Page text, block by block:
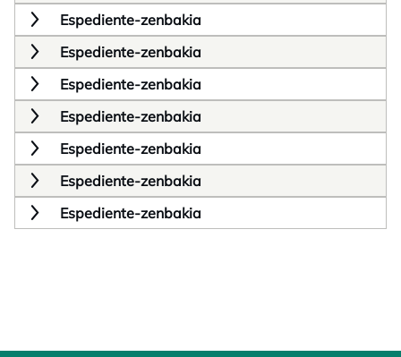
Espediente-zenbakia
Espediente-zenbakia
Espediente-zenbakia
Espediente-zenbakia
Espediente-zenbakia
Espediente-zenbakia
Espediente-zenbakia